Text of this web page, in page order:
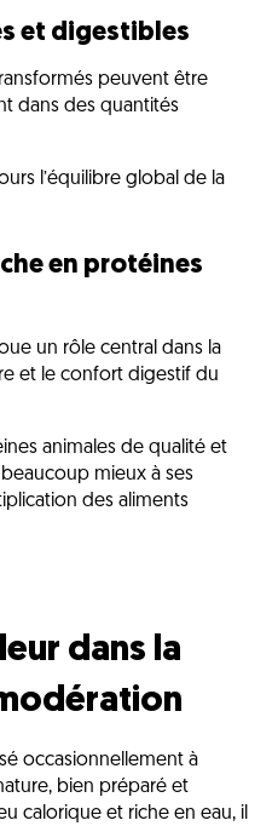
et digestibles
peuvent être
dans des quantités
l’équilibre global de la
en protéines
un rôle central dans la
et le confort digestif du
animales de qualité et
mieux à ses
des aliments
dans la
occasionnellement à
bien préparé et
calorique et riche en eau, il